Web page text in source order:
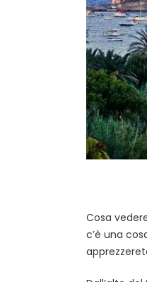
Cosa
c’è una